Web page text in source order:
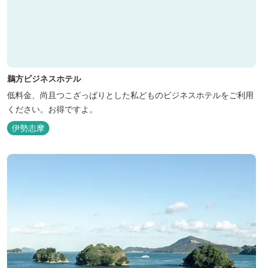
鵜方ビジネスホテル
低料金、尚且つこざっぱりとした私どものビジネスホテルをご利用
ください。お得ですよ。
伊勢志摩